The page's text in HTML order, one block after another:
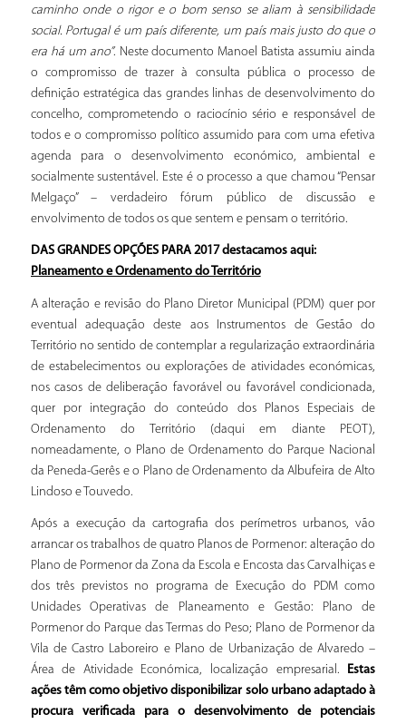
caminho onde o rigor e o bom senso se aliam à sensibilidade
social. Portugal é um país diferente, um país mais justo do que o
era há um ano”. Neste documento Manoel Batista assumiu ainda
o compromisso de trazer à consulta pública o processo de
definição estratégica das grandes linhas de desenvolvimento do
concelho, comprometendo o raciocínio sério e responsável de
todos e o compromisso político assumido para com uma efetiva
agenda para o desenvolvimento económico, ambiental e
socialmente sustentável. Este é o processo a que chamou “Pensar
Melgaço” – verdadeiro fórum público de discussão e
envolvimento de todos os que sentem e pensam o território.
DAS GRANDES OPÇÕES PARA 2017 destacamos aqui:
Planeamento e Ordenamento do Território
A alteração e revisão do Plano Diretor Municipal (PDM) quer por
eventual adequação deste aos Instrumentos de Gestão do
Território no sentido de contemplar a regularização extraordinária
de estabelecimentos ou explorações de atividades económicas,
nos casos de deliberação favorável ou favorável condicionada,
quer por integração do conteúdo dos Planos Especiais de
Ordenamento do Território (daqui em diante PEOT),
nomeadamente, o Plano de Ordenamento do Parque Nacional
da Peneda-Gerês e o Plano de Ordenamento da Albufeira de Alto
Lindoso e Touvedo.
Após a execução da cartografia dos perímetros urbanos, vão
arrancar os trabalhos de quatro Planos de Pormenor: alteração do
Plano de Pormenor da Zona da Escola e Encosta das Carvalhiças e
dos três previstos no programa de Execução do PDM como
Unidades Operativas de Planeamento e Gestão: Plano de
Pormenor do Parque das Termas do Peso; Plano de Pormenor da
Vila de Castro Laboreiro e Plano de Urbanização de Alvaredo –
Área de Atividade Económica, localização empresarial.
Estas
ações têm como objetivo disponibilizar solo urbano adaptado à
procura verificada para o desenvolvimento de potenciais